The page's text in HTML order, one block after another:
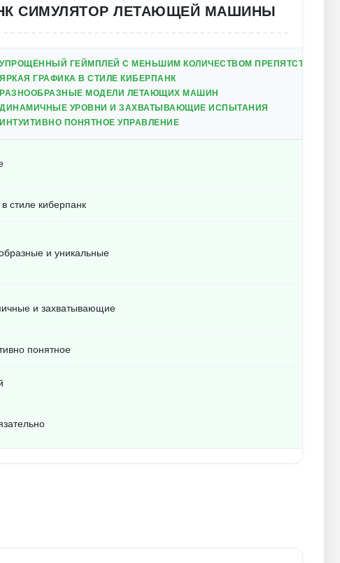
СИМУЛЯТОР ЛЕТАЮЩЕЙ МАШИНЫ
УПРОЩЁННЫЙ ГЕЙМПЛЕЙ С МЕНЬШИМ КОЛИЧЕСТВОМ ПРЕПЯТСТВИЙ
ЯРКАЯ ГРАФИКА В СТИЛЕ КИБЕРПАНК
РАЗНООБРАЗНЫЕ МОДЕЛИ ЛЕТАЮЩИХ МАШИН
ДИНАМИЧНЫЕ УРОВНИ И ЗАХВАТЫВАЮЩИЕ ИСПЫТАНИЯ
ИНТУИТИВНО ПОНЯТНОЕ УПРАВЛЕНИЕ
стиле киберпанк
и уникальные
и захватывающие
понятное